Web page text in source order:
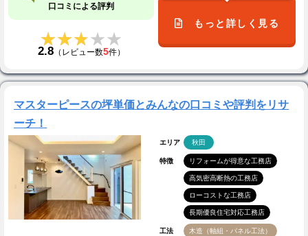
口コミによる評判
★★★★★
★★★★★
2.8（レビュー数5件）
もっと詳しく見る
マスターピースの坪単価とみんなの口コミや評判をリサ
ーチ！
エリア 秋田
特徴 リフォームが得意な工務店
高気密高断熱の工務店
ローコストな工務店
長期優良住宅対応工務店
工法 木造（軸組・パネル工法）